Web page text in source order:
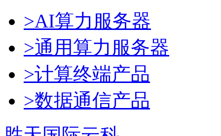
>AI算力服务器
>通用算力服务器
>计算终端产品
>数据通信产品